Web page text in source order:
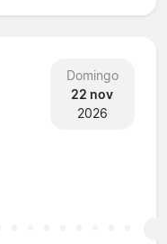
Domingo
22 nov
2026